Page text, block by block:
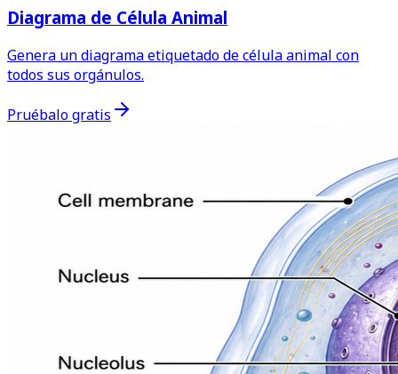
Diagrama de Célula Animal
Genera un diagrama etiquetado de célula animal con
todos sus orgánulos.
Pruébalo gratis